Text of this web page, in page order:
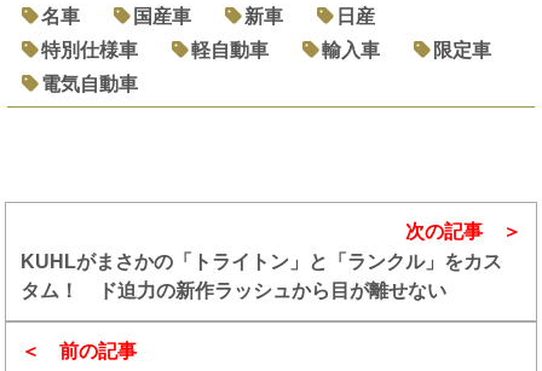
名車
国産車 新車
日産
特別仕様車
軽自動車 輸入車
限定車
電気自動車
前の記事
次の記事
KUHLがまさかの「トライトン」と「ランクル」をカス
タム！ ド迫力の新作ラッシュから目が離せない